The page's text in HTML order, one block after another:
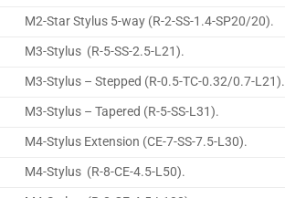
M2-Star Stylus 5-way (R-2-SS-1.4-SP20/20).
M3-Stylus (R-5-SS-2.5-L21).
M3-Stylus – Stepped (R-0.5-TC-0.32/0.7-L21).
M3-Stylus – Tapered (R-5-SS-L31).
M4-Stylus Extension (CE-7-SS-7.5-L30).
M4-Stylus (R-8-CE-4.5-L50).